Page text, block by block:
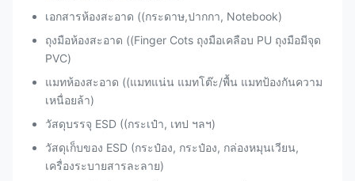
เอกสารห้องสะอาด ((กระดาษ,ปากกา, Notebook)
ถุงมือห้องสะอาด ((Finger Cots ถุงมือเคลือบ PU ถุงมือมีจุด
PVC)
แมทห้องสะอาด ((แมทแน่น แมทโต๊ะ/พื้น แมทป้องกันความ
เหนื่อยล้า)
วัสดุบรรจุ ESD ((กระเป๋า, เทป ฯลฯ)
วัสดุเก็บของ ESD (กระป๋อง, กระป๋อง, กล่องหมุนเวียน,
เครื่องระบายสารละลาย)